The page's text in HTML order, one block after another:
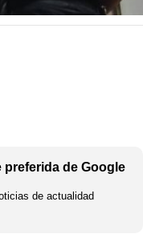
preferida de Google
de actualidad